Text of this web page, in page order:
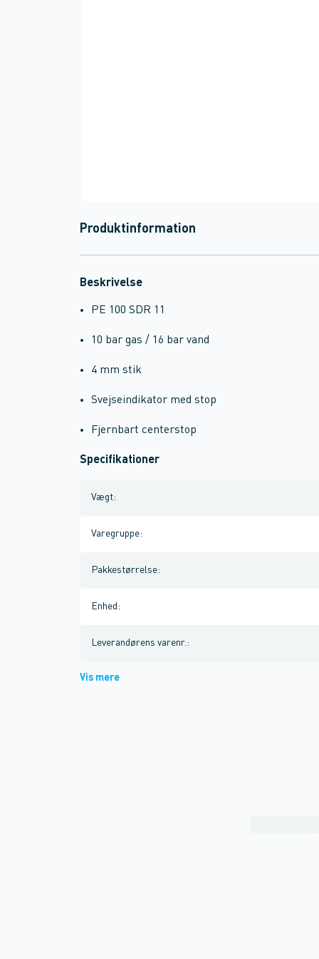
Produktinformation
Beskrivelse
PE 100 SDR 11
10 bar gas / 16 bar vand
4 mm stik
Svejseindikator med stop
Fjernbart centerstop
Specifikationer
Vægt:
Varegruppe:
Pakkestørrelse:
Enhed :
Leverandørens varenr. :
Vis mere